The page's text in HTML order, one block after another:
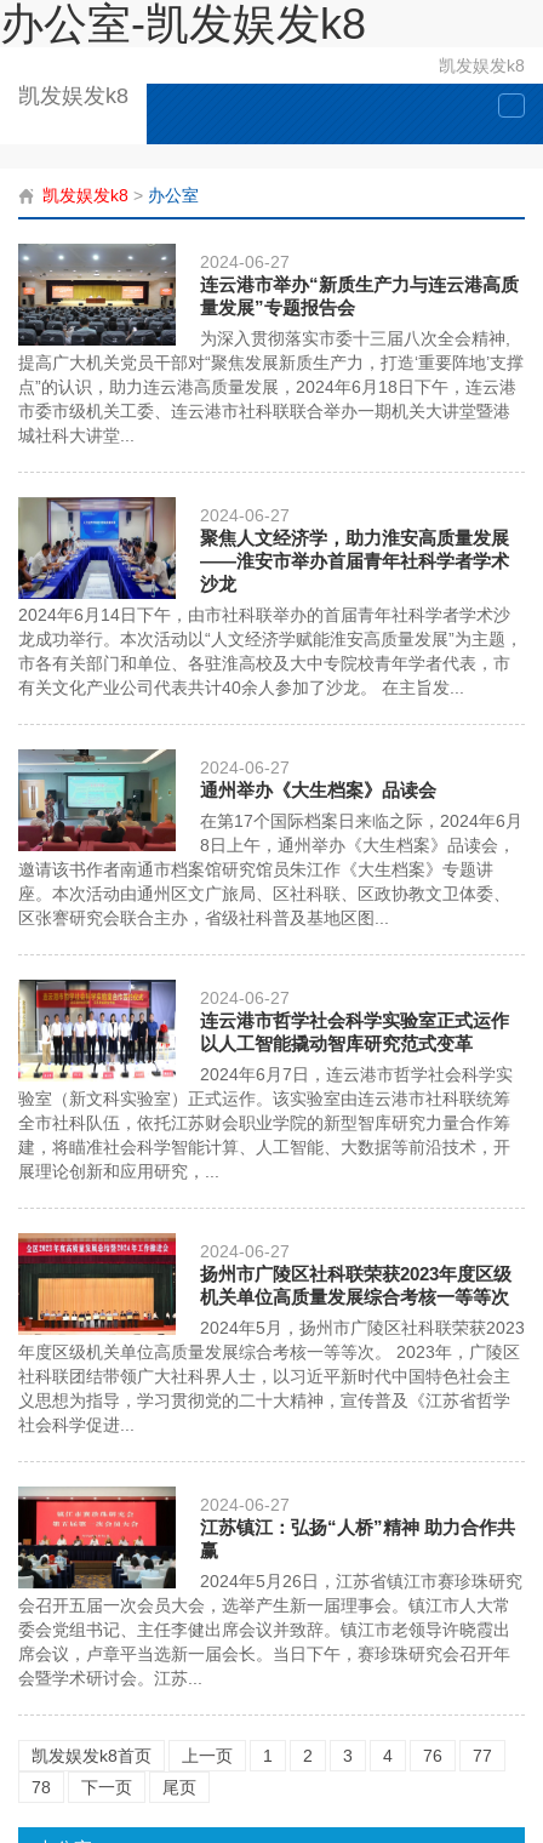
办公室-凯发娱发k8
凯发娱发k8
凯发娱发k8
凯发娱发k8 > 办公室
2024-06-27
连云港市举办“新质生产力与连云港高质
量发展”专题报告会
为深入贯彻落实市委十三届八次全会精神,
提高广大机关党员干部对“聚焦发展新质生产力，打造‘重要阵地’支撑
点”的认识，助力连云港高质量发展，2024年6月18日下午，连云港
市委市级机关工委、连云港市社科联联合举办一期机关大讲堂暨港
城社科大讲堂...
2024-06-27
聚焦人文经济学，助力淮安高质量发展
——淮安市举办首届青年社科学者学术
沙龙
2024年6月14日下午，由市社科联举办的首届青年社科学者学术沙
龙成功举行。本次活动以“人文经济学赋能淮安高质量发展”为主题，
市各有关部门和单位、各驻淮高校及大中专院校青年学者代表，市
有关文化产业公司代表共计40余人参加了沙龙。 在主旨发...
2024-06-27
通州举办《大生档案》品读会
在第17个国际档案日来临之际，2024年6月
8日上午，通州举办《大生档案》品读会，
邀请该书作者南通市档案馆研究馆员朱江作《大生档案》专题讲
座。本次活动由通州区文广旅局、区社科联、区政协教文卫体委、
区张謇研究会联合主办，省级社科普及基地区图...
2024-06-27
连云港市哲学社会科学实验室正式运作
以人工智能撬动智库研究范式变革
2024年6月7日，连云港市哲学社会科学实
验室（新文科实验室）正式运作。该实验室由连云港市社科联统筹
全市社科队伍，依托江苏财会职业学院的新型智库研究力量合作筹
建，将瞄准社会科学智能计算、人工智能、大数据等前沿技术，开
展理论创新和应用研究，...
2024-06-27
扬州市广陵区社科联荣获2023年度区级
机关单位高质量发展综合考核一等等次
2024年5月，扬州市广陵区社科联荣获2023
年度区级机关单位高质量发展综合考核一等等次。 2023年，广陵区
社科联团结带领广大社科界人士，以习近平新时代中国特色社会主
义思想为指导，学习贯彻党的二十大精神，宣传普及《江苏省哲学
社会科学促进...
2024-06-27
江苏镇江：弘扬“人桥”精神 助力合作共
赢
2024年5月26日，江苏省镇江市赛珍珠研究
会召开五届一次会员大会，选举产生新一届理事会。镇江市人大常
委会党组书记、主任李健出席会议并致辞。镇江市老领导许晓霞出
席会议，卢章平当选新一届会长。当日下午，赛珍珠研究会召开年
会暨学术研讨会。江苏...
凯发娱发k8首页 上一页 1 2 3 4 76
77
78
下一页 尾页